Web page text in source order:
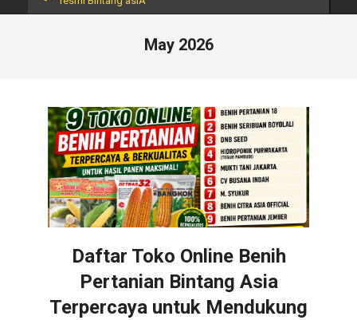
May 2026
Daftar Toko Online Benih
Pertanian Bintang Asia
Terpercaya untuk Mendukung